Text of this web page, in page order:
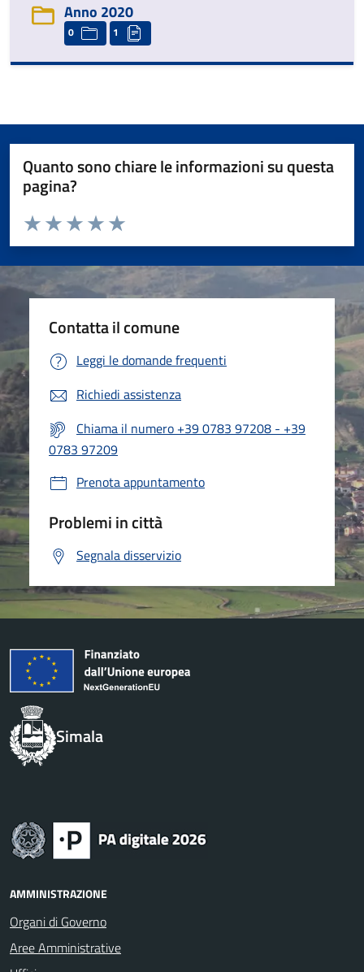
Anno 2020
0 1
Quanto sono chiare le informazioni su questa
pagina?
Valuta da 1 a 5 stelle la pagina
Valuta 5 stelle su 5
Valuta 4 stelle su 5
Valuta 3 stelle su 5
Valuta 2 stelle su 5
Valuta 1 stelle su 5
Contatta il comune
Leggi le domande frequenti
Richiedi assistenza
Chiama il numero +39 0783 97208 - +39
0783 97209
Prenota appuntamento
Problemi in città
Segnala disservizio
Simala
AMMINISTRAZIONE
Organi di Governo
Aree Amministrative